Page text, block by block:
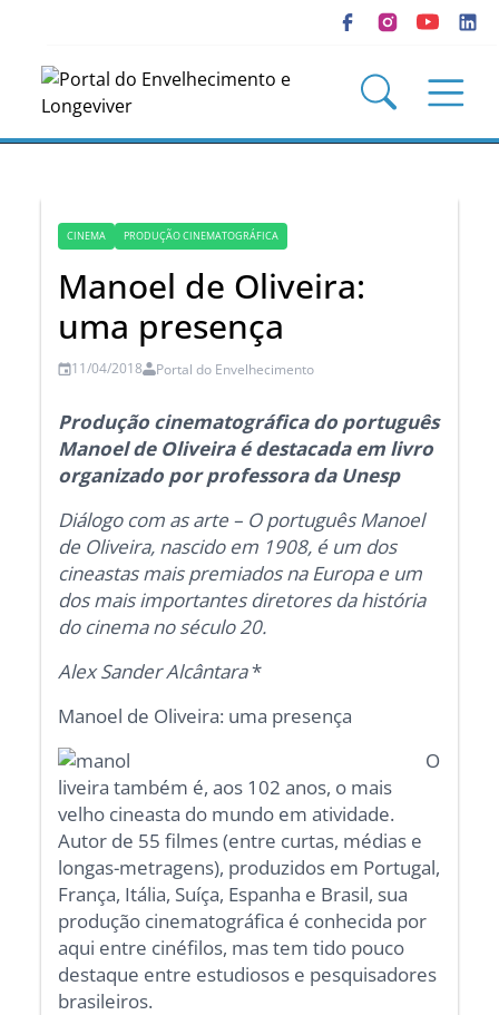
CINEMA PRODUÇÃO CINEMATOGRÁFICA
Manoel de Oliveira:
uma presença
11/04/2018 Portal do Envelhecimento
Produção cinematográfica do português
Manoel de Oliveira é destacada em livro
organizado por professora da Unesp
Diálogo com as arte – O português Manoel
de Oliveira, nascido em 1908, é um dos
cineastas mais premiados na Europa e um
dos mais importantes diretores da história
do cinema no século 20.
Alex Sander Alcântara*
Manoel de Oliveira: uma presença
O
liveira também é, aos 102 anos, o mais
velho cineasta do mundo em atividade.
Autor de 55 filmes (entre curtas, médias e
longas-metragens), produzidos em Portugal,
França, Itália, Suíça, Espanha e Brasil, sua
produção cinematográfica é conhecida por
aqui entre cinéfilos, mas tem tido pouco
destaque entre estudiosos e pesquisadores
brasileiros.